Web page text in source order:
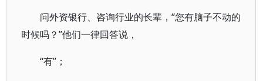
问外资银行、咨询行业的长辈，“您有脑子不动的
时候吗？”他们一律回答说，
“有”；